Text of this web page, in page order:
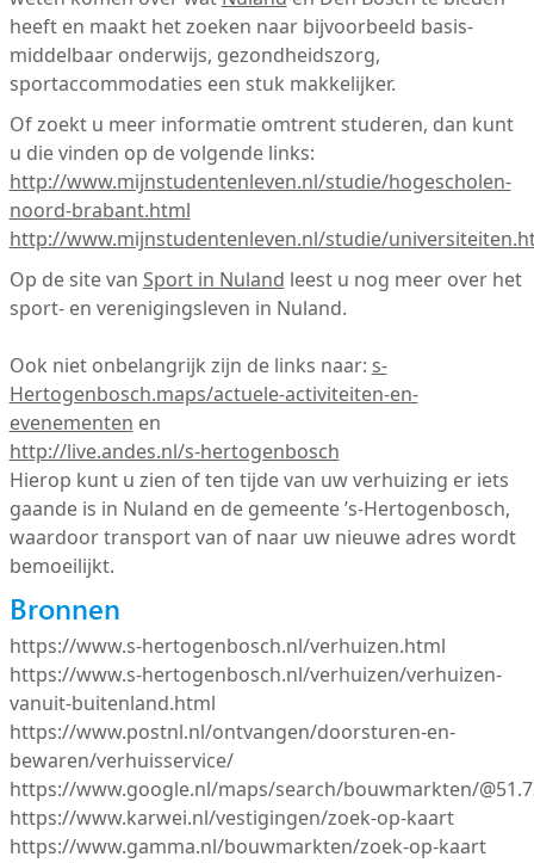
heeft en maakt het zoeken naar bijvoorbeeld basis-
middelbaar onderwijs, gezondheidszorg,
sportaccommodaties een stuk makkelijker.
Of zoekt u meer informatie omtrent studeren, dan kunt
u die vinden op de volgende links:
http://www.mijnstudentenleven.nl/studie/hogescholen-
noord-brabant.html
http://www.mijnstudentenleven.nl/studie/
Op de site van Sport in Nuland leest u nog meer over het
sport- en verenigingsleven in Nuland.
Ook niet onbelangrijk zijn de links naar: s-
Hertogenbosch.maps/actuele-activiteiten-en-
evenementen en
http://live.andes.nl/s-hertogenbosch
Hierop kunt u zien of ten tijde van uw verhuizing er iets
gaande is in Nuland en de gemeente ’s-Hertogenbosch,
waardoor transport van of naar uw nieuwe adres wordt
bemoeilijkt.
Bronnen
https://www.s-hertogenbosch.nl/verhuizen.html
https://www.s-hertogenbosch.nl/verhuizen/verhuizen-
vanuit-buitenland.html
https://www.postnl.nl/ontvangen/doorsturen-en-
bewaren/verhuisservice/
https://www.google.nl/maps/search/bouwmarkten/
https://www.karwei.nl/vestigingen/zoek-op-kaart
https://www.gamma.nl/bouwmarkten/zoek-op-kaart